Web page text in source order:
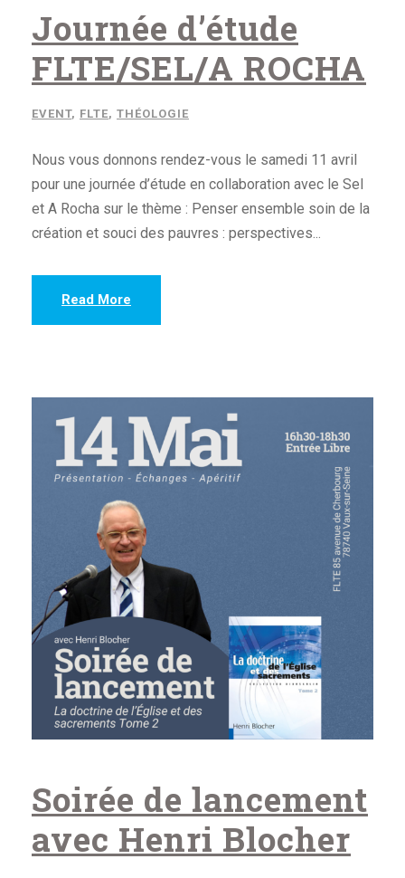
Journée d’étude
FLTE/SEL/A ROCHA
EVENT, FLTE, THÉOLOGIE
Nous vous donnons rendez-vous le samedi 11 avril
pour une journée d’étude en collaboration avec le Sel
et A Rocha sur le thème : Penser ensemble soin de la
création et souci des pauvres : perspectives...
Read More
Soirée de lancement
avec Henri Blocher